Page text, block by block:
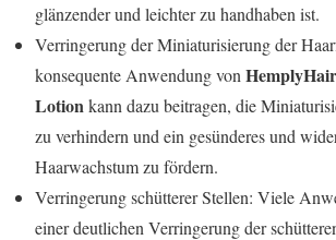
glänzender und leichter zu handhaben ist.
Verringerung der Miniaturisierung der
konsequente Anwendung von
Lotion kann dazu beitragen, die
zu verhindern und ein gesünderes und
Haarwachstum zu fördern.
Verringerung schütterer Stellen: Viele
einer deutlichen Verringerung der